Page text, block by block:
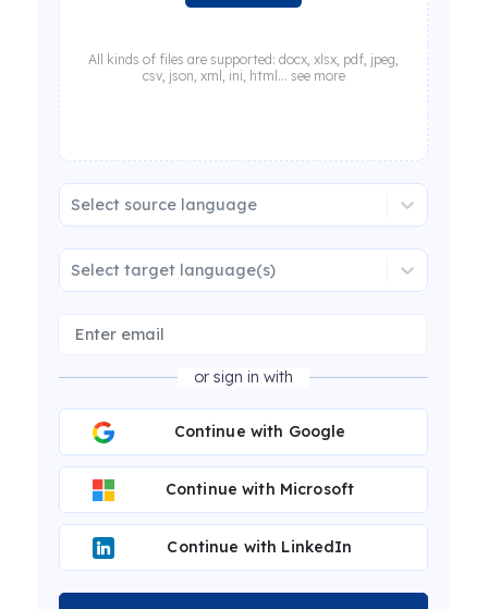
All kinds of files are supported: docx, xlsx, pdf, jpeg,
csv, json, xml, ini, html... see more
Select source language
Select target language(s)
or sign in with
Continue with Google
Continue with Microsoft
Continue with LinkedIn